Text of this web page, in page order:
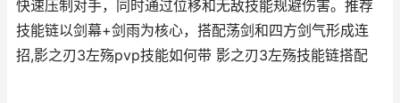
快速压制对手，同时通过位移和无敌技能规避伤害。推荐
技能链以剑幕+剑雨为核心，搭配荡剑和四方剑气形成连
招,影之刃3左殇pvp技能如何带 影之刃3左殇技能链搭配